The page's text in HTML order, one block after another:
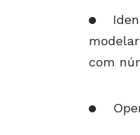
com